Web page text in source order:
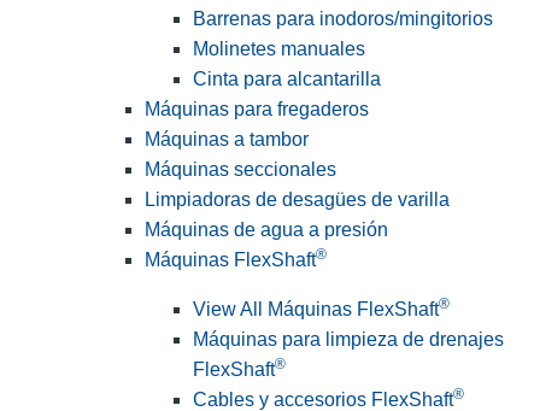
Barrenas para inodoros/mingitorios
Molinetes manuales
Cinta para alcantarilla
Máquinas para fregaderos
Máquinas a tambor
Máquinas seccionales
Limpiadoras de desagües de varilla
Máquinas de agua a presión
Máquinas FlexShaft®
View All Máquinas FlexShaft®
Máquinas para limpieza de drenajes
FlexShaft®
Cables y accesorios FlexShaft®